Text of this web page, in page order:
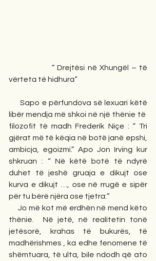
“ Drejtësi në Xhungël – të
vërteta të hidhura”
Sapo e përfundova së lexuari këtë
libër mendja më shkoi në një thënie të
filozofit të madh Frederik Niçe : “ Tri
gjërat më të këqia në botë janë epshi,
ambicja, egoizmi.” Apo Jon Irving kur
shkruan : “ Në këtë botë të ndyrë
duhet të jeshë gruaja e dikujt ose
kurva e dikujt …, ose në rrugë e sipër
për tu bërë njëra ose tjetra:”
Jo më kot më erdhën në mend këto
thënie.  Në jetë, në realitetin tonë
jetësorë, krahas të bukurës, të
madhërishmes , ka edhe fenomene të
shëmtuara, të ulta, bile ndodh që ato